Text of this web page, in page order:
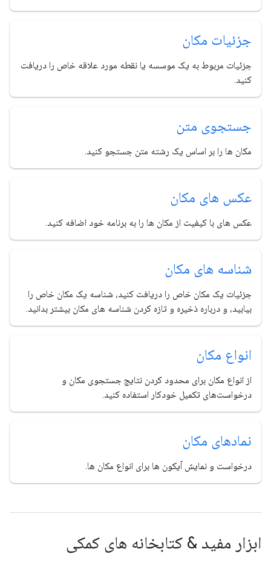
جزئیات مکان
جزئیات مربوط به یک موسسه یا نقطه مورد علاقه خاص را دریافت
کنید.
جستجوی متن
مکان ها را بر اساس یک رشته متن جستجو کنید.
عکس های مکان
عکس های با کیفیت از مکان ها را به برنامه خود اضافه کنید.
شناسه های مکان
جزئیات یک مکان خاص را دریافت کنید، شناسه یک مکان خاص را
بیابید، و درباره ذخیره و تازه کردن شناسه های مکان بیشتر بدانید.
انواع مکان
از انواع مکان برای محدود کردن نتایج جستجوی مکان و
درخواست‌های تکمیل خودکار استفاده کنید.
نمادهای مکان
درخواست و نمایش آیکون ها برای انواع مکان ها.
ابزار مفید & کتابخانه های کمکی